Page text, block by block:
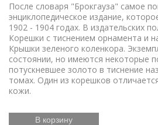
После словаря "Брокгауза" самое
энциклопедическое издание,
1902 - 1904 годах. В издательских
Корешки с тиснением орнамента и
Крышки зеленого коленкора.
состоянии, но имеются некоторые
потускневшее золото в тиснение
томах. Один из корешков
кожи.
В корзину